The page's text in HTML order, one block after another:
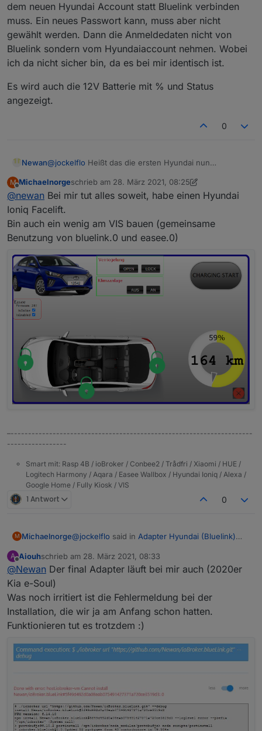
dem neuen Hyundai Account statt Bluelink verbinden
muss. Ein neues Passwort kann, muss aber nicht
gewählt werden. Dann die Anmeldedaten nicht von
Bluelink sondern vom Hyundaiaccount nehmen. Wobei
ich da nicht sicher bin, da es bei mir identisch ist.
Es wird auch die 12V Batterie mit % und Status
angezeigt.
0
Newan@jockelflo Heißt das die ersten Hyundai nun
Kia testen konnte
M Michaelnorgeschrieb am 28. März 2021, 08:25
zuletzt editiert von Michaelnorge
@newan Bei mir tut alles soweit, habe einen Hyundai
Ioniq Facelift.
Bin auch ein wenig am VIS bauen (gemeinsame
Benutzung von bluelink.0 und easee.0)
–---------------------------------------------------------------------
-----------------
Smart mit: Rasp 4B / ioBroker / Conbee2 / Trådfri / Xiaomi / HUE /
Logitech Harmony / Aqara / Easee Wallbox / Hyundai Ioniq / Alexa /
Google Home / Fully Kiosk / VIS
1 Antwort 0
M Michaelnorge@jockelflo said in Adapter Hyundai (Bluelink)
(20637) Error: @EuropeController.login:
ist meine Fehlermeldung. Habe Hyundai
ausgewählt und per Handy App gibt es
keine Probleme. Was kann gemeint sein?
Hyundai scheint gerade am umbauen zu sein.
Ich hatte die App am Handy resettet und mußte
mich neu einloggen.
Dort stand dann, ob ich mich mit einen "Bluelink"
oder "Hyundai" Account einloggen möchte.
Als ich "Bluelink" ausgewählt hatte, sollte ich
dann zu einem "Hyundai-Account" migrieren.
A
Offline
Aiouhschrieb am 28. März 2021, 08:33
zuletzt editiert von
@Newan Der final Adapter läuft bei mir auch (2020er
Kia e-Soul)
Was noch irritiert ist die Fehlermeldung bei der
Installation, die wir ja am Anfang schon hatten.
Funktionieren tut es trotzdem :)